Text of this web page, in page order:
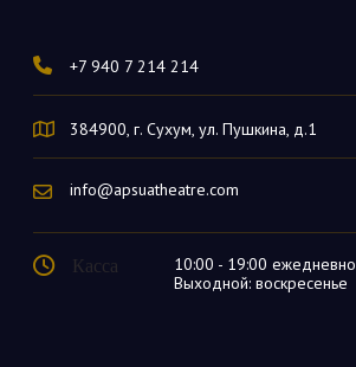
+7 940 7 214 214
384900, г. Сухум, ул. Пушкина, д.1
info@apsuatheatre.com
Касса
10:00 - 19:00 ежедневно
Выходной: воскресенье